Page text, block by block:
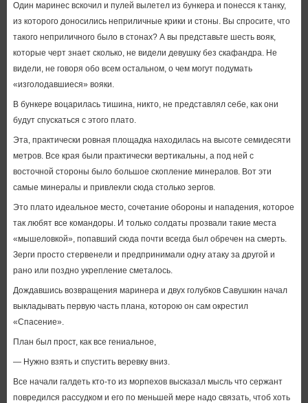
Один маринес вскочил и пулей вылетел из бункера и понесся к танку,
из которого доносились неприличные крики и стоны. Вы спросите, что
такого неприличного было в стонах? А вы представьте шесть вояк,
которые черт знает сколько, не видели девушку без скафандра. Не
видели, не говоря обо всем остальном, о чем могут подумать
«изголодавшиеся» вояки.
В бункере воцарилась тишина, никто, не представлял себе, как они
будут спускаться с этого плато.
Эта, практически ровная площадка находилась на высоте семидесяти
метров. Все края были практически вертикальны, а под ней с
восточной стороны было большое скопление минералов. Вот эти
самые минералы и привлекли сюда столько зергов.
Это плато идеальное место, сочетание обороны и нападения, которое
так любят все командоры. И только солдаты прозвали такие места
«мышеловкой», попавший сюда почти всегда был обречен на смерть.
Зерги просто стервенели и предпринимали одну атаку за другой и
рано или поздно укрепление сметалось.
Дождавшись возвращения маринера и двух голубков Савушкин начал
выкладывать первую часть плана, которою он сам окрестил
«Спасение».
План был прост, как все гениальное,
— Нужно взять и спустить веревку вниз.
Все начали галдеть кто-то из морпехов высказал мысль что сержант
повредился рассудком и его по меньшей мере надо связать, чтоб хоть